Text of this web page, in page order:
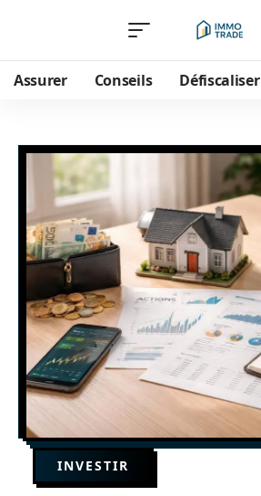
Assurer Conseils Défiscaliser
INVESTIR